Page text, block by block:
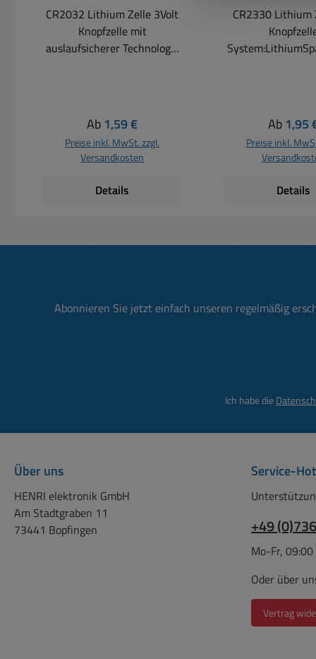
CR2032 Lithium Zelle 3Volt
Knopfzelle mit
auslaufsicherer Technologie
Batterie 1-Stk. im Blister
Lithium-Knopfzelle 3Volt
Die VARTA-Knopfbatterien
wurden speziell entwickelt,
Alltagsgeräte wie Smart-
Home Geräte, PC-
und sind der zuverlässige
Anwendungen in Heim und
HaushaltPerfekt geeignet
für viele Geräte mit einem
konstanten, niedrigen
Energieverbrauch, z. B.
Regulärer Preis:
Ab 1,59 €
Preise inkl. MwSt. zzgl.
Versandkosten
Details
CR2330 Lithium
t:4,3
Ab 1,95
Preise inkl.
Details
Abonnieren Sie jetzt einfach unseren regelmäßig
Ich habe die
Über uns
HENRI elektronik GmbH
Am Stadtgraben 11
73441 Bopfingen
Service-
+49
Mo-Fr,
Oder über
Vertrag